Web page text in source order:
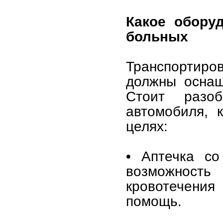
Какое
больных
должны
Стоит
автомобиля,
целях:
• Аптечка
помощь.